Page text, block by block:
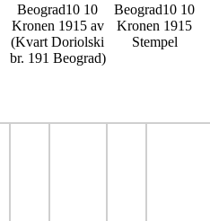
Beograd10 10
Kronen 1915 av
(Kvart Doriolski
br. 191 Beograd)
Beograd10 10
Kronen 1915
Stempel